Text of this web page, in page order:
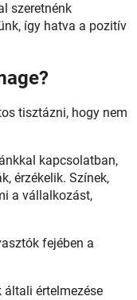
szeretnénk
így hatva a pozitív
tisztázni, hogy nem
kapcsolatban,
érzékelik. Színek,
a vállalkozást,
fejében a
értelmezése